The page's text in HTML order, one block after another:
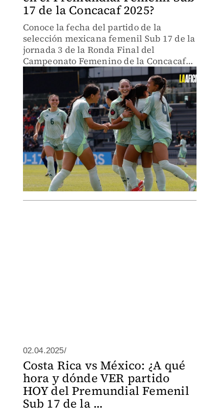
17 de la Concacaf 2025?
Conoce la fecha del partido de la
selección mexicana femenil Sub 17 de la
jornada 3 de la Ronda Final del
Campeonato Femenino de la Concacaf
de esta categoría.
02.04.2025/
Costa Rica vs México: ¿A qué
hora y dónde VER partido
HOY del Premundial Femenil
Sub 17 de la ...